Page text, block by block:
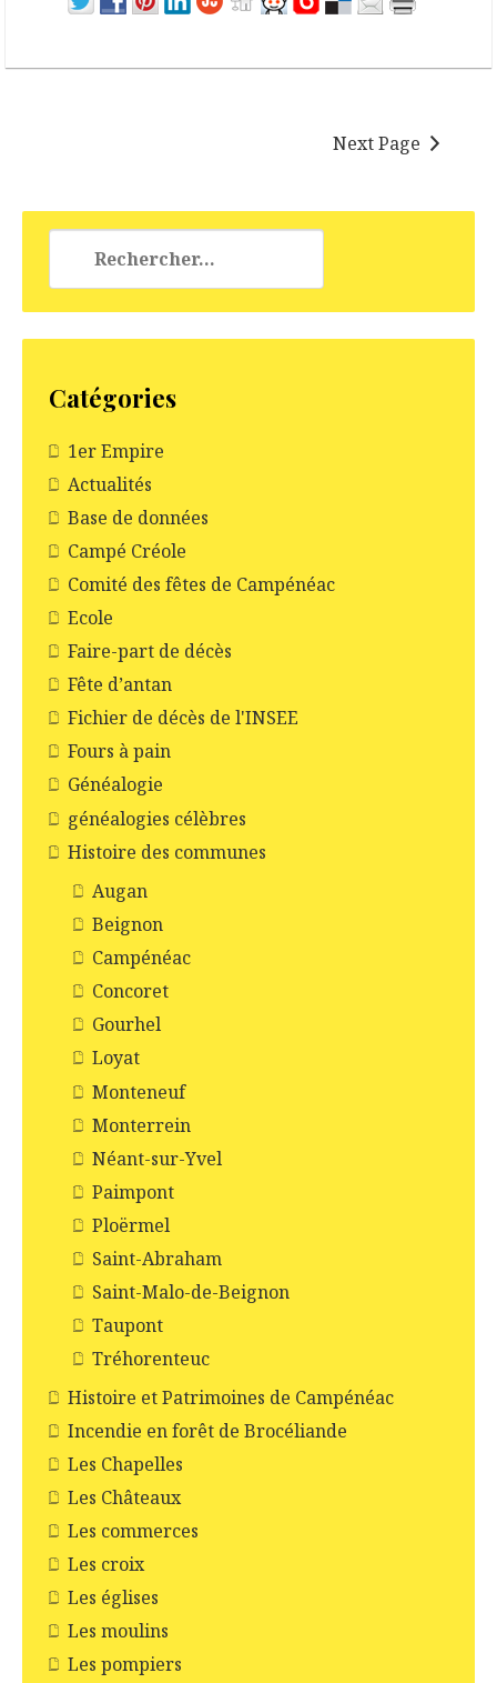
Next Page
Catégories
1er Empire
Actualités
Base de données
Campé Créole
Comité des fêtes de Campénéac
Ecole
Faire-part de décès
Fête d’antan
Fichier de décès de l'INSEE
Fours à pain
Généalogie
généalogies célèbres
Histoire des communes
Augan
Beignon
Campénéac
Concoret
Gourhel
Loyat
Monteneuf
Monterrein
Néant-sur-Yvel
Paimpont
Ploërmel
Saint-Abraham
Saint-Malo-de-Beignon
Taupont
Tréhorenteuc
Histoire et Patrimoines de Campénéac
Incendie en forêt de Brocéliande
Les Chapelles
Les Châteaux
Les commerces
Les croix
Les églises
Les moulins
Les pompiers